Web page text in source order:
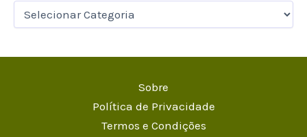
Sobre
Política de Privacidade
Termos e Condições